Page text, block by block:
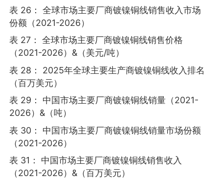
表 26： 全球市场主要厂商镀镍铜线销售收入市场
份额（2021-2026）
表 27： 全球市场主要厂商镀镍铜线销售价格
（2021-2026）&（美元/吨）
表 28： 2025年全球主要生产商镀镍铜线收入排名
（百万美元）
表 29： 中国市场主要厂商镀镍铜线销量（2021-
2026）&（吨）
表 30： 中国市场主要厂商镀镍铜线销量市场份额
（2021-2026）
表 31： 中国市场主要厂商镀镍铜线销售收入
（2021-2026）&（百万美元）